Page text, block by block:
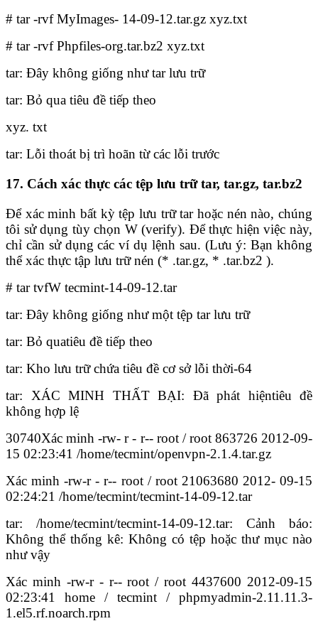
# tar -rvf MyImages- 14-09-12.tar.gz xyz.txt
# tar -rvf Phpfiles-org.tar.bz2 xyz.txt
tar: Đây không giống như tar lưu trữ
tar: Bỏ qua tiêu đề tiếp theo
xyz. txt
tar: Lỗi thoát bị trì hoãn từ các lỗi trước
17. Cách xác thực các tệp lưu trữ tar, tar.gz, tar.bz2
Để xác minh bất kỳ tệp lưu trữ tar hoặc nén nào, chúng
tôi sử dụng tùy chọn W (verify). Để thực hiện việc này,
chỉ cần sử dụng các ví dụ lệnh sau. (Lưu ý: Bạn không
thể xác thực tập lưu trữ nén (* .tar.gz, * .tar.bz2 ).
# tar tvfW tecmint-14-09-12.tar
tar: Đây không giống như một tệp tar lưu trữ
tar: Bỏ quatiêu đề tiếp theo
tar: Kho lưu trữ chứa tiêu đề cơ sở lỗi thời-64
tar: XÁC MINH THẤT BẠI: Đã phát hiệntiêu đề
không hợp lệ
30740Xác minh -rw- r - r-- root / root 863726 2012-09-
15 02:23:41 /home/tecmint/openvpn-2.1.4.tar.gz
Xác minh -rw-r - r-- root / root 21063680 2012- 09-15
02:24:21 /home/tecmint/tecmint-14-09-12.tar
tar: /home/tecmint/tecmint-14-09-12.tar: Cảnh báo:
Không thể thống kê: Không có tệp hoặc thư mục nào
như vậy
Xác minh -rw-r - r-- root / root 4437600 2012-09-15
02:23:41 home / tecmint / phpmyadmin-2.11.11.3-
1.el5.rf.noarch.rpm